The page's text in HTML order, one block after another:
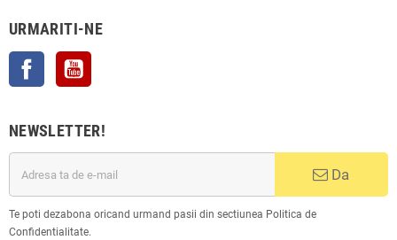
URMARITI-NE
Facebook
NEWSLETTER!
Da
Te poti dezabona oricand urmand pasii din sectiunea Politica de
Confidentialitate.